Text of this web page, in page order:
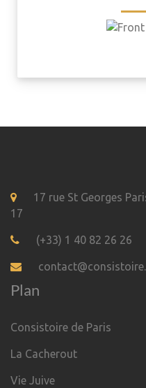
17 rue St Georges
17
(+33) 1 40 82 26 26
Plan
Consistoire de Paris
La Cacherout
Vie Juive